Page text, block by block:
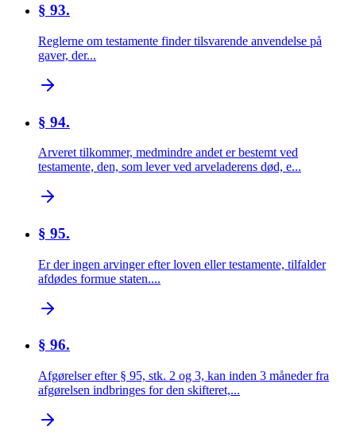
§ 93.
Reglerne om testamente finder tilsvarende anvendelse på
gaver, der...
§ 94.
Arveret tilkommer, medmindre andet er bestemt ved
testamente, den, som lever ved arveladerens død, e...
§ 95.
Er der ingen arvinger efter loven eller testamente, tilfalder
afdødes formue staten....
§ 96.
Afgørelser efter § 95, stk. 2 og 3, kan inden 3 måneder fra
afgørelsen indbringes for den skifteret,...